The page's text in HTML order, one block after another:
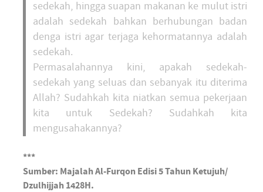
sedekah, hingga suapan makanan ke mulut istri
adalah sedekah bahkan berhubungan badan
denga istri agar terjaga kehormatannya adalah
sedekah.
Permasalahannya kini, apakah sedekah-
sedekah yang seluas dan sebanyak itu diterima
Allah? Sudahkah kita niatkan semua pekerjaan
kita untuk Sedekah? Sudahkah kita
mengusahakannya?
***
Sumber: Majalah Al-Furqon Edisi 5 Tahun Ketujuh/
Dzulhijjah 1428H.